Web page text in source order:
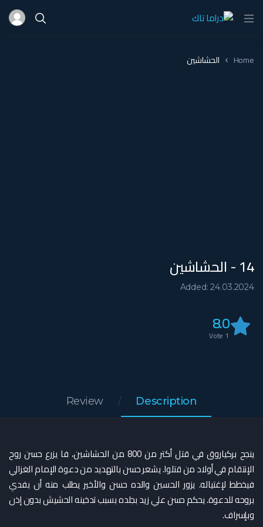
Home الحشاشين
14 - الحشاشين
Added: 24.03.2024
8.0
1
Description
Review
ينجح بركياروق في قتل أكتر من 800 من الحشاشين، فا يزرع حسن روح
الإنتقام في أولاد من قتلوا. يشعر حسن بالتهديد من دعوة الإمام الغزالي
فيخطط لإغتياله. يزور الحسين والده حسن والأخير يطلب منه أن بفدي
بروحه للدعوة. يحكم حسن علي زيد بجلده بسبب تدخينه الحشيش بدون إذن
وبإسراف.